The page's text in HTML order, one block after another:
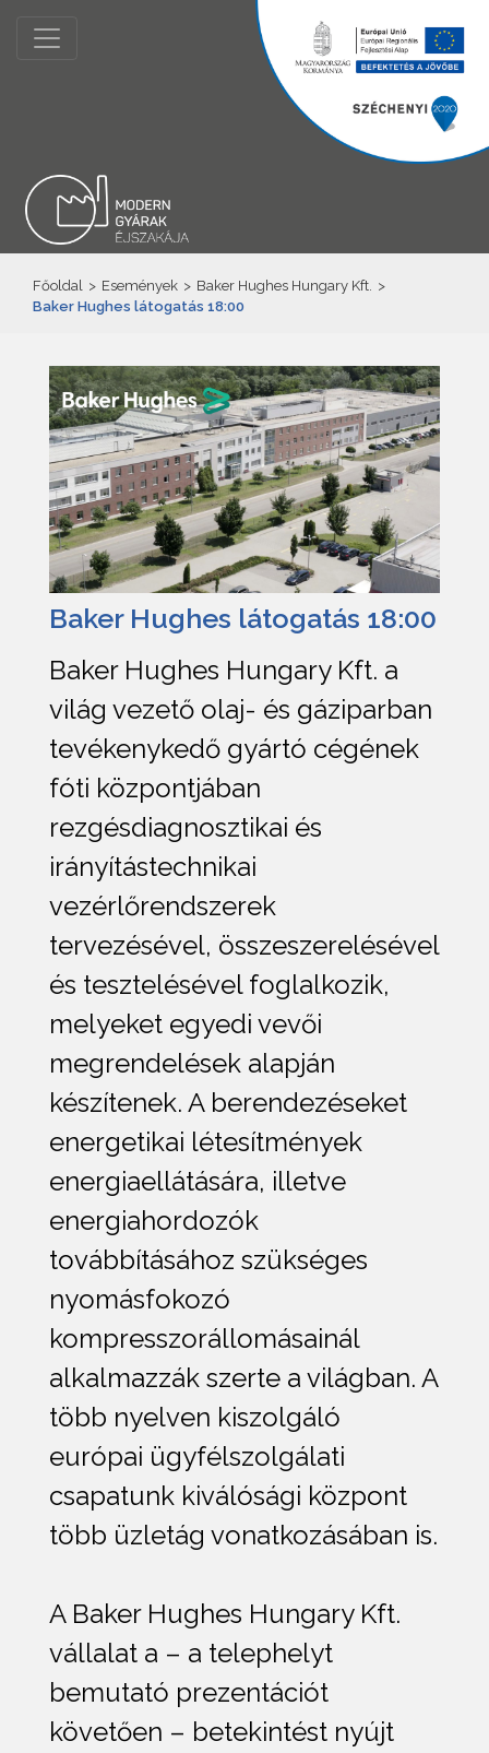
Főoldal > Események > Baker Hughes Hungary Kft. >
Baker Hughes látogatás 18:00
Baker Hughes látogatás 18:00
Baker Hughes Hungary Kft. a
világ vezető olaj- és gáziparban
tevékenykedő gyártó cégének
fóti központjában
rezgésdiagnosztikai és
irányítástechnikai
vezérlőrendszerek
tervezésével, összeszerelésével
és tesztelésével foglalkozik,
melyeket egyedi vevői
megrendelések alapján
készítenek. A berendezéseket
energetikai létesítmények
energiaellátására, illetve
energiahordozók
továbbításához szükséges
nyomásfokozó
kompresszorállomásainál
alkalmazzák szerte a világban. A
több nyelven kiszolgáló
európai ügyfélszolgálati
csapatunk kiválósági központ
több üzletág vonatkozásában is.
A Baker Hughes Hungary Kft.
vállalat a – a telephelyt
bemutató prezentációt
követően – betekintést nyújt